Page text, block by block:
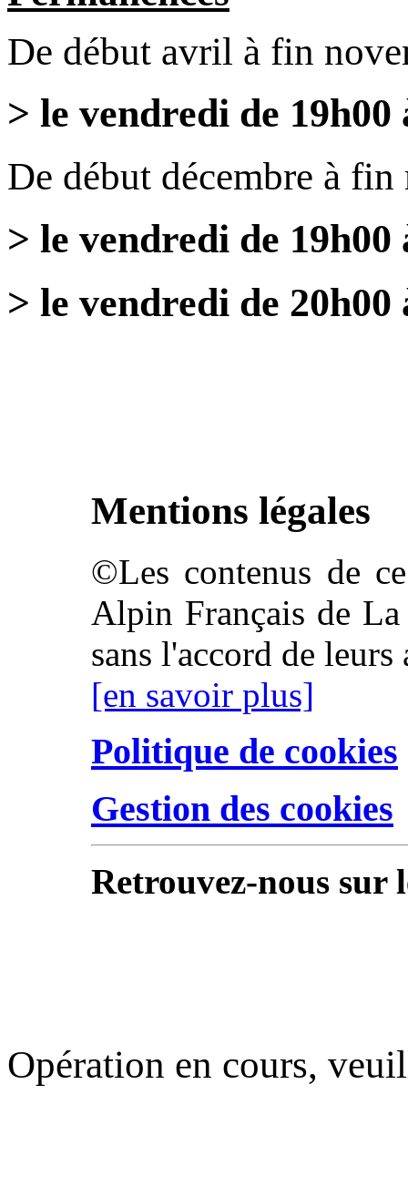
De début avril à fin
> le vendredi de 19h00
De début décembre à fin
> le vendredi de
> le vendredi de
Mentions légales
©Les contenus de
Alpin Français de
sans l'accord de leurs
[en savoir plus]
Politique de cookies
Gestion des cookies
Retrouvez-nous sur
Opération en cours,